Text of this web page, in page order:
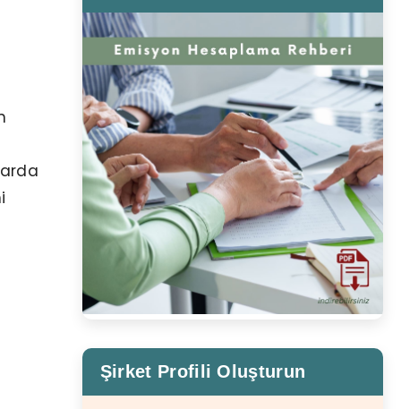
Şirket Profili Oluşturun